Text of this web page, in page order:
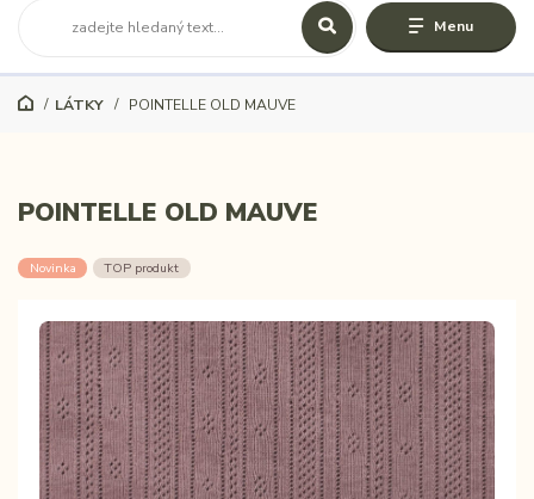
Menu
LÁTKY POINTELLE OLD MAUVE
POINTELLE OLD MAUVE
Novinka TOP produkt